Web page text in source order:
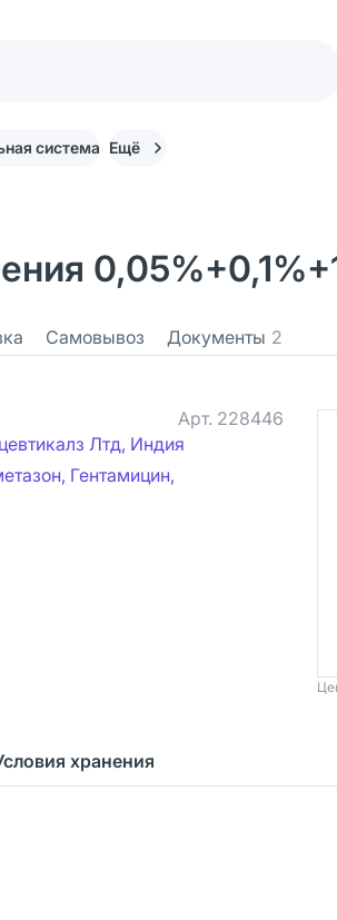
система Ещё
Самовывоз Документы 2
Арт. 228446
Лтд, Индия
Гентамицин,
хранения